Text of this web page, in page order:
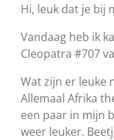
Hi, leuk dat je bij
Vandaag heb ik
Cleopatra #707
Wat zijn er leuke
Allemaal Afrika
een paar in mijn
weer leuker.